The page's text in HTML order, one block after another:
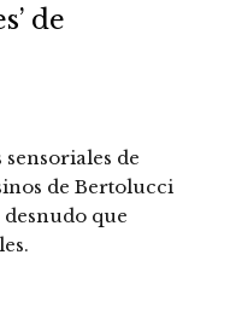
de
de
de Bertolucci
que